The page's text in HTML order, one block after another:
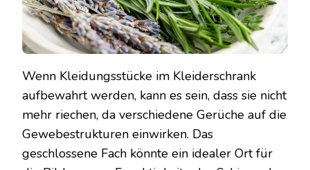
Wenn Kleidungsstücke im Kleiderschrank
aufbewahrt werden, kann es sein, dass sie nicht
mehr riechen, da verschiedene Gerüche auf die
Gewebestrukturen einwirken. Das
geschlossene Fach könnte ein idealer Ort für